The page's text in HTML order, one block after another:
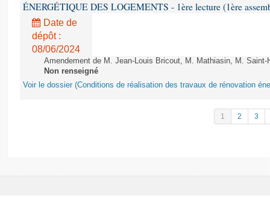
ÉNERGÉTIQUE DES LOGEMENTS - 1ère lecture (1ère
Date de
dépôt :
08/06/2024
Amendement de M. Jean-Louis Bricout, M. Mathiasin, M.
Non renseigné
Voir le dossier (Conditions de réalisation des travaux de rénovation
1 2 3